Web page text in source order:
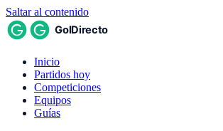
Saltar al contenido
Inicio
Partidos hoy
Competiciones
Equipos
Guías